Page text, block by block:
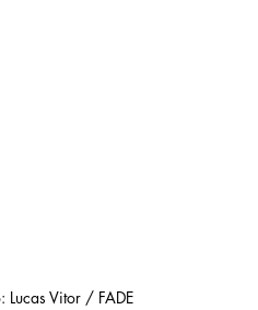
Lucas Vitor / FADE